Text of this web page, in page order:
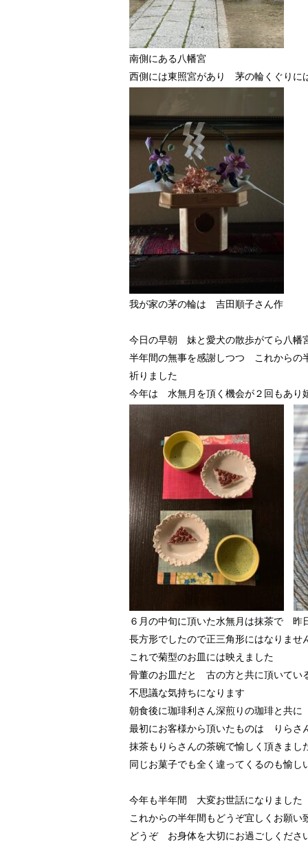
南側にある八幡宮
西側には東照宮があり 茅の輪くぐりに
我が家の茅の輪は 吉田順子さん作
今日の早朝 妹と愛犬の散歩がてら八幡
半年間の無事を感謝しつつ これからの
祈りました
今年は 水無月を頂く機会が２回もあり
６月の中旬に頂いた水無月は抹茶で 昨
長方形でしたので正三角形にはなりま
これで菊型のお皿には映えました
骨董のお皿だと 古の方と共に頂いてい
不思議な気持ちになります
朝食後に珈琲利さん深煎りの珈琲と共
最初にお客様から頂いたものは りらさ
抹茶もりらさんの茶碗で愉しく頂きま
同じお菓子でも全く違ってくるのも愉し
今年も半年間 大変お世話になりました
これからの半年間もどうぞ宜しくお願い
どうぞ お身体を大切にお過ごしくださ